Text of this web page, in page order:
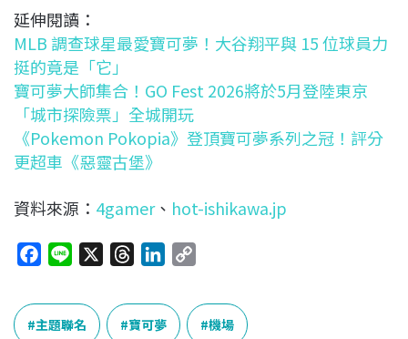
延伸閱讀：
MLB 調查球星最愛寶可夢！大谷翔平與 15 位球員力
挺的竟是「它」
寶可夢大師集合！GO Fest 2026將於5月登陸東京
「城市探險票」全城開玩
《Pokemon Pokopia》登頂寶可夢系列之冠！評分
更超車《惡靈古堡》
資料來源： 4gamer、 hot-ishikawa.jp
c
e
n
e
r
e
n
k
p
y
主題聯名 寶可夢 機場